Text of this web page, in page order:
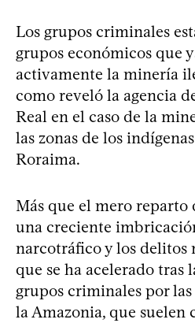
Los grupos criminales
grupos económicos que
activamente la minería
como reveló la agencia
Real en el caso de la
las zonas de los
Roraima.
Más que el mero reparto
una creciente
narcotráfico y los delitos
que se ha acelerado tras
grupos criminales por
la Amazonia, que suelen